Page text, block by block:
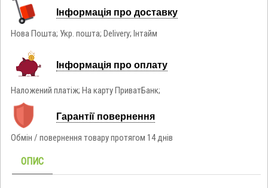
Інформація про доставку
Нова Пошта; Укр. пошта; Delivery; Інтайм
Інформація про оплату
Наложений платіж; На карту ПриватБанк;
Гарантії повернення
Обмін / повернення товару протягом 14 днів
ОПИС